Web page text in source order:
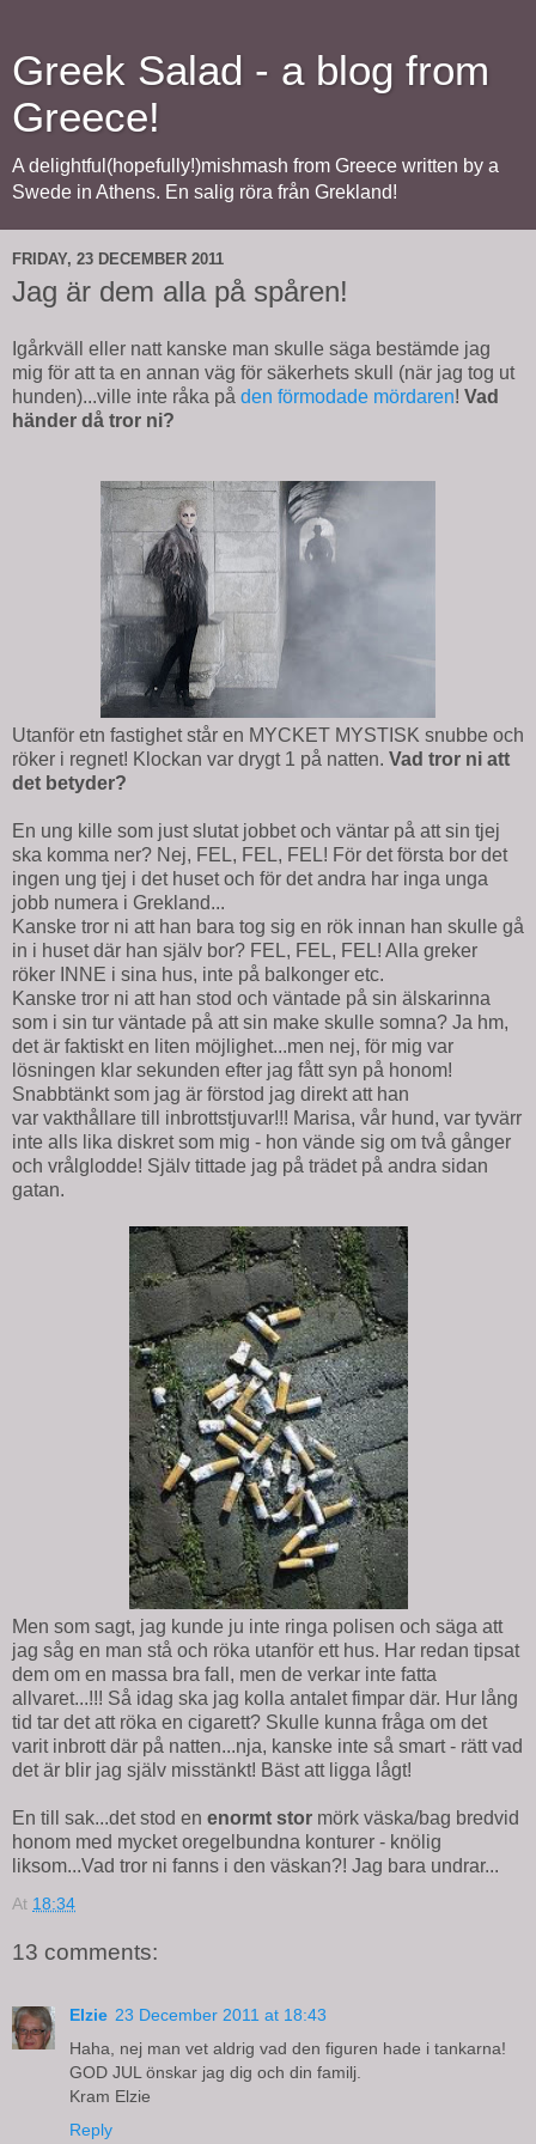
Greek Salad - a blog from
Greece!
A delightful(hopefully!)mishmash from Greece written by a
Swede in Athens. En salig röra från Grekland!
FRIDAY, 23 DECEMBER 2011
Jag är dem alla på spåren!
Igårkväll eller natt kanske man skulle säga bestämde jag
mig för att ta en annan väg för säkerhets skull (när jag tog ut
hunden)...ville inte råka på den förmodade mördaren! Vad
händer då tror ni?
Utanför etn fastighet står en MYCKET MYSTISK snubbe och
röker i regnet! Klockan var drygt 1 på natten. Vad tror ni att
det betyder?
En ung kille som just slutat jobbet och väntar på att sin tjej
ska komma ner? Nej, FEL, FEL, FEL! För det första bor det
ingen ung tjej i det huset och för det andra har inga unga
jobb numera i Grekland...
Kanske tror ni att han bara tog sig en rök innan han skulle gå
in i huset där han själv bor? FEL, FEL, FEL! Alla greker
röker INNE i sina hus, inte på balkonger etc.
Kanske tror ni att han stod och väntade på sin älskarinna
som i sin tur väntade på att sin make skulle somna? Ja hm,
det är faktiskt en liten möjlighet...men nej, för mig var
lösningen klar sekunden efter jag fått syn på honom!
Snabbtänkt som jag är förstod jag direkt att han
var vakthållare till inbrottstjuvar!!! Marisa, vår hund, var tyvärr
inte alls lika diskret som mig - hon vände sig om två gånger
och vrålglodde! Själv tittade jag på trädet på andra sidan
gatan.
Men som sagt, jag kunde ju inte ringa polisen och säga att
jag såg en man stå och röka utanför ett hus. Har redan tipsat
dem om en massa bra fall, men de verkar inte fatta
allvaret...!!! Så idag ska jag kolla antalet fimpar där. Hur lång
tid tar det att röka en cigarett? Skulle kunna fråga om det
varit inbrott där på natten...nja, kanske inte så smart - rätt vad
det är blir jag själv misstänkt! Bäst att ligga lågt!
En till sak...det stod en enormt stor mörk väska/bag bredvid
honom med mycket oregelbundna konturer - knölig
liksom...Vad tror ni fanns i den väskan?! Jag bara undrar...
At 18:34
13 comments:
Elzie 23 December 2011 at 18:43
Haha, nej man vet aldrig vad den figuren hade i tankarna!
GOD JUL önskar jag dig och din familj.
Kram Elzie
Reply